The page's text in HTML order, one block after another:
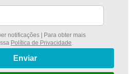
notificações | Para obter mais
Política de Privacidade
Enviar